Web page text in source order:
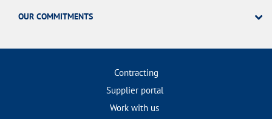
OUR COMMITMENTS
Contracting
Supplier portal
Work with us